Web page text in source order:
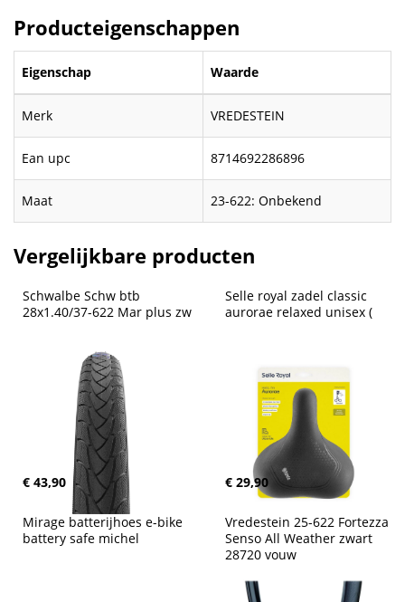
Producteigenschappen
Eigenschap Waarde
Merk VREDESTEIN
Ean upc 8714692286896
Maat 23-622: Onbekend
Vergelijkbare producten
Schwalbe Schw btb
28x1.40/37-622 Mar plus zw
€ 43,90
Selle royal zadel classic
aurorae relaxed unisex (
€ 29,90
Mirage batterijhoes e-bike
battery safe michel
Vredestein 25-622 Fortezza
Senso All Weather zwart
28720 vouw